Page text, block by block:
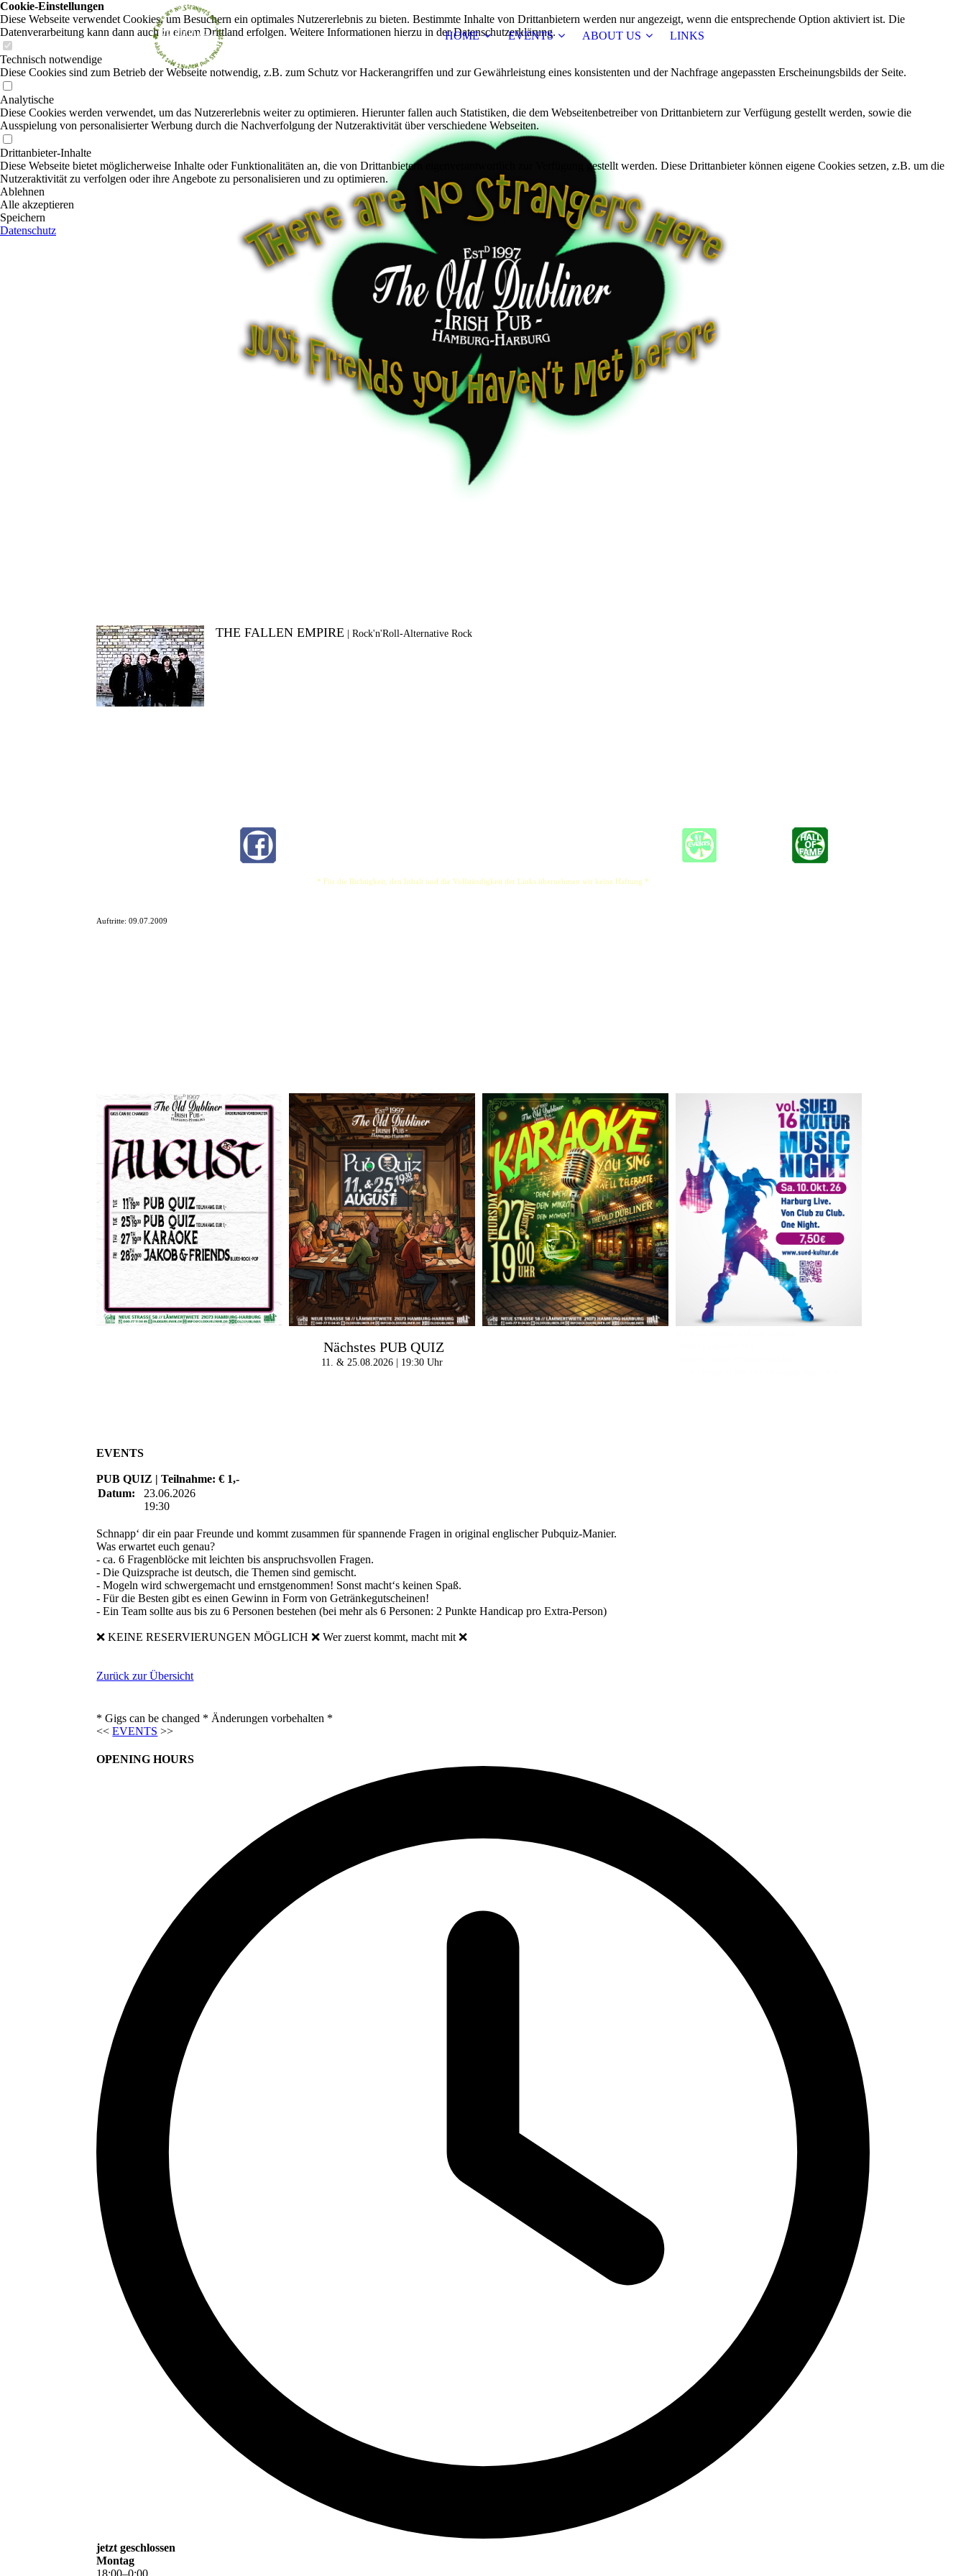
HOME EVENTS ABOUT US LINKS
THE FALLEN EMPIRE Rock'n'Roll-Alternative Rock
* Für die Richtigkeit, den Inhalt und die Vollständigkeit der Links übernehmen wir keine Haftung *
Auftritte:09.07.2009
Nächstes PUB QUIZ
11. & 25.08.2026 | 19:30 Uhr
EVENTS
PUB QUIZ | Teilnahme: € 1,-
Datum:
23.06.2026
19:30
Schnapp‘ dir ein paar Freunde und kommt zusammen für spannende Fragen in original englischer Pubquiz-Manier.
Was erwartet euch genau?
- ca. 6 Fragenblöcke mit leichten bis anspruchsvollen Fragen.
- Die Quizsprache ist deutsch, die Themen sind gemischt.
- Mogeln wird schwergemacht und ernstgenommen! Sonst macht‘s keinen Spaß.
- Für die Besten gibt es einen Gewinn in Form von Getränkegutscheinen!
- Ein Team sollte aus bis zu 6 Personen bestehen (bei mehr als 6 Personen: 2 Punkte Handicap pro Extra-Person)
❌ KEINE RESERVIERUNGEN MÖGLICH ❌ Wer zuerst kommt, macht mit ❌
Zurück zur Übersicht
* Gigs can be changed * Änderungen vorbehalten *
<<EVENTS >>
OPENING HOURS
jetzt geschlossen
Montag
18:00–0:00
Cookie-Einstellungen
Diese Webseite verwendet Cookies, um Besuchern ein optimales Nutzererlebnis zu bieten. Bestimmte Inhalte von Drittanbietern werden nur angezeigt, wenn die entsprechende Option aktiviert ist. Die
Datenverarbeitung kann dann auch in einem Drittland erfolgen. Weitere Informationen hierzu in der Datenschutzerklärung.
Technisch notwendige
Diese Cookies sind zum Betrieb der Webseite notwendig, z.B. zum Schutz vor Hackerangriffen und zur Gewährleistung eines konsistenten und der Nachfrage angepassten Erscheinungsbilds der Seite.
Analytische
Diese Cookies werden verwendet, um das Nutzererlebnis weiter zu optimieren. Hierunter fallen auch Statistiken, die dem Webseitenbetreiber von Drittanbietern zur Verfügung gestellt werden, sowie die
Ausspielung von personalisierter Werbung durch die Nachverfolgung der Nutzeraktivität über verschiedene Webseiten.
Drittanbieter-Inhalte
Diese Webseite bietet möglicherweise Inhalte oder Funktionalitäten an, die von Drittanbietern eigenverantwortlich zur Verfügung gestellt werden. Diese Drittanbieter können eigene Cookies setzen, z.B. um die
Nutzeraktivität zu verfolgen oder ihre Angebote zu personalisieren und zu optimieren.
Ablehnen
Alle akzeptieren
Speichern
Datenschutz